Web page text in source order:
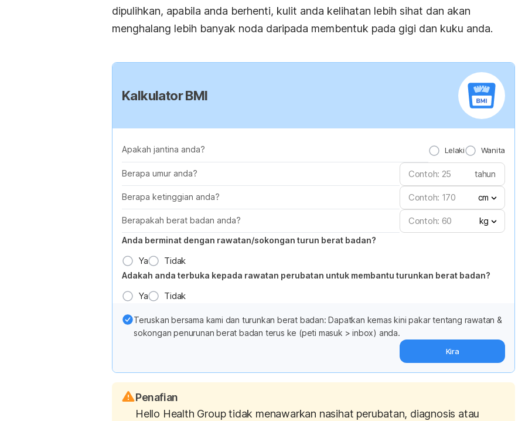
dipulihkan, apabila anda berhenti, kulit anda kelihatan lebih sihat dan akan
menghalang lebih banyak noda daripada membentuk pada gigi dan kuku anda.
Kalkulator BMI
Apakah jantina anda? Lelaki Wanita
Berapa umur anda? tahun
Berapa ketinggian anda? cm
Berapakah berat badan anda?
kg
Anda berminat dengan rawatan/sokongan turun berat badan?
Ya Tidak
Adakah anda terbuka kepada rawatan perubatan untuk membantu turunkan berat badan?
Ya Tidak
Teruskan bersama kami dan turunkan berat badan: Dapatkan kemas kini pakar tentang rawatan &
sokongan penurunan berat badan terus ke (peti masuk > inbox) anda.
Kira
Penafian
Hello Health Group tidak menawarkan nasihat perubatan, diagnosis atau